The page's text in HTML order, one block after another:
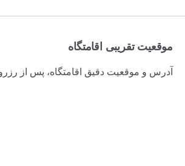
موقعیت تقریبی اقامتگاه
آدرس و موقعیت دقیق اقامتگاه، پس از